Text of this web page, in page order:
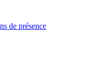
de présence